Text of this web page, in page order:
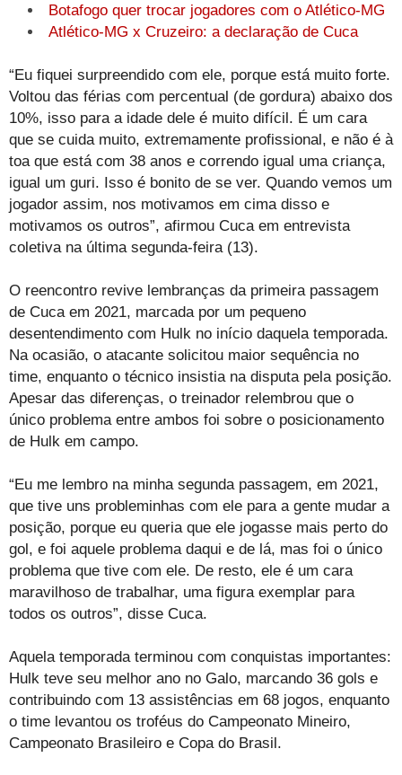
Botafogo quer trocar jogadores com o Atlético-MG
Atlético-MG x Cruzeiro: a declaração de Cuca
“Eu fiquei surpreendido com ele, porque está muito forte.
Voltou das férias com percentual (de gordura) abaixo dos
10%, isso para a idade dele é muito difícil. É um cara
que se cuida muito, extremamente profissional, e não é à
toa que está com 38 anos e correndo igual uma criança,
igual um guri. Isso é bonito de se ver. Quando vemos um
jogador assim, nos motivamos em cima disso e
motivamos os outros”, afirmou Cuca em entrevista
coletiva na última segunda-feira (13).
O reencontro revive lembranças da primeira passagem
de Cuca em 2021, marcada por um pequeno
desentendimento com Hulk no início daquela temporada.
Na ocasião, o atacante solicitou maior sequência no
time, enquanto o técnico insistia na disputa pela posição.
Apesar das diferenças, o treinador relembrou que o
único problema entre ambos foi sobre o posicionamento
de Hulk em campo.
“Eu me lembro na minha segunda passagem, em 2021,
que tive uns probleminhas com ele para a gente mudar a
posição, porque eu queria que ele jogasse mais perto do
gol, e foi aquele problema daqui e de lá, mas foi o único
problema que tive com ele. De resto, ele é um cara
maravilhoso de trabalhar, uma figura exemplar para
todos os outros”, disse Cuca.
Aquela temporada terminou com conquistas importantes:
Hulk teve seu melhor ano no Galo, marcando 36 gols e
contribuindo com 13 assistências em 68 jogos, enquanto
o time levantou os troféus do Campeonato Mineiro,
Campeonato Brasileiro e Copa do Brasil.